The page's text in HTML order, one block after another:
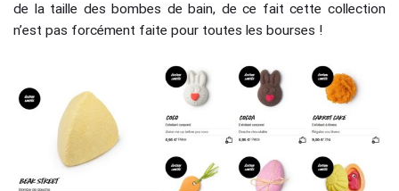
de la taille des bombes de bain, de ce fait cette collection
n’est pas forcément faite pour toutes les bourses !